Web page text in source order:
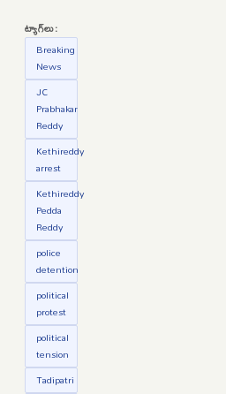
ట్యాగ్‌లు:
Breaking
News
JC
Prabhakar
Reddy
Kethireddy
arrest
Kethireddy
Pedda
Reddy
police
detention
political
protest
political
tension
Tadipatri